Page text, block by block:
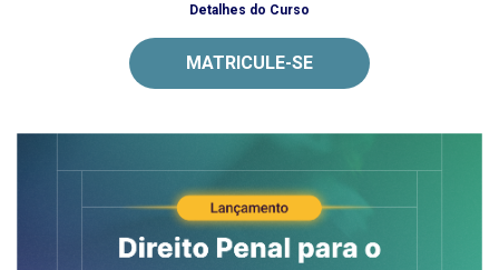
Detalhes do Curso
MATRICULE-SE